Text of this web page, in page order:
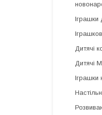
Іграшки
Дитячі
Дитячі
Іграшки